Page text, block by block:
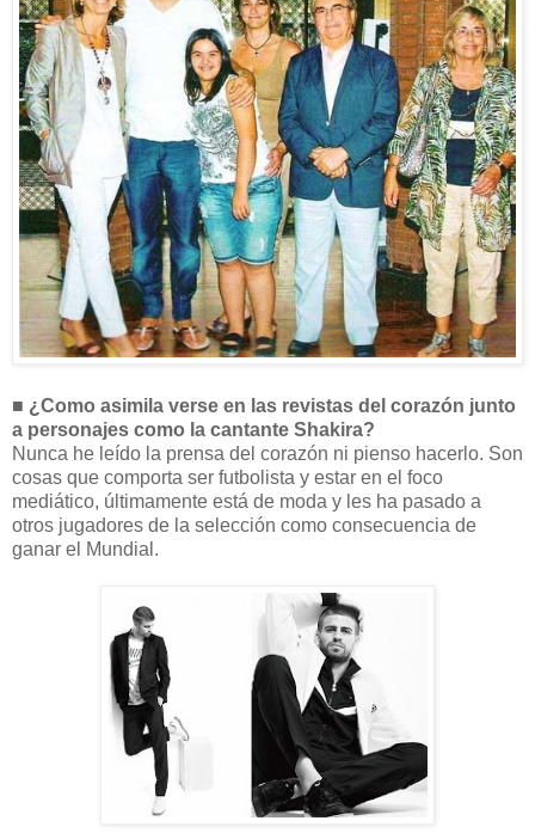
■ ¿Como asimila verse en las revistas del corazón junto
a personajes como la cantante Shakira?
Nunca he leído la prensa del corazón ni pienso hacerlo. Son
cosas que comporta ser futbolista y estar en el foco
mediático, últimamente está de moda y les ha pasado a
otros jugadores de la selección como consecuencia de
ganar el Mundial.